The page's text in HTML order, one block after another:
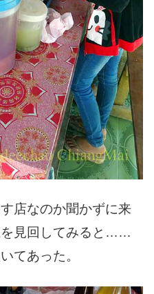
店なのか聞かずに来
を見回してみると……
てあった。